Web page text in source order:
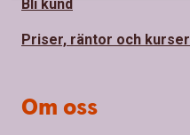
Bli kund
Priser, räntor och kurser
Om oss